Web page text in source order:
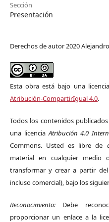
Sección
Presentación
Derechos de autor 2020
Esta obra está bajo una
Atribución-CompartirIgual 4.0.
Todos los contenidos
una licenciaAtribución 4.0
Commons. Usted es libre de
material en cualquier medio
transformar y crear a partir
incluso comercial), bajo los
Reconocimiento: Debe
proporcionar un enlace a la